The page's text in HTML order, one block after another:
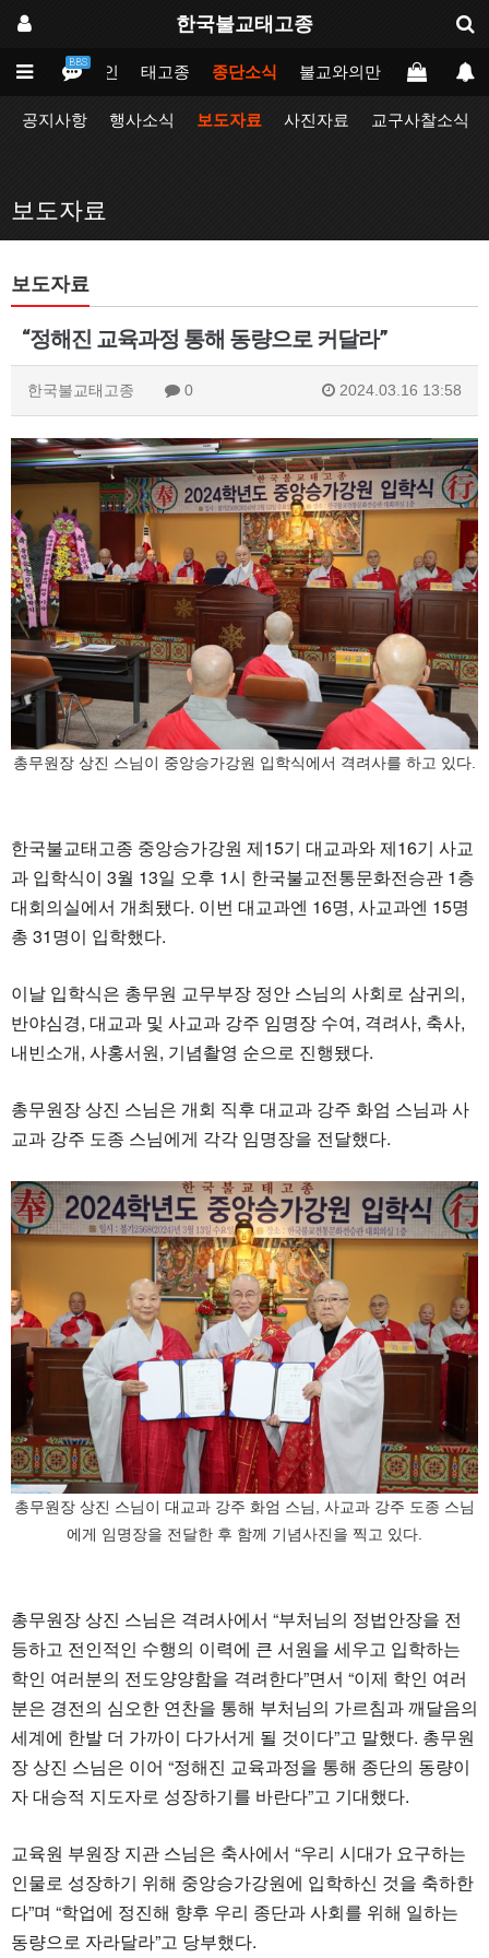
한국불교태고종
BBS
메인 태고종 종단소식 불교와의만남 업무포털
공지사항 행사소식 보도자료 사진자료 교구사찰소식
보도자료
보도자료
“정해진 교육과정 통해 동량으로 커달라”
한국불교태고종 0 2024.03.16 13:58
총무원장 상진 스님이 중앙승가강원 입학식에서 격려사를 하고 있다.
한국불교태고종 중앙승가강원 제15기 대교과와 제16기 사교
과 입학식이 3월 13일 오후 1시 한국불교전통문화전승관 1층
대회의실에서 개최됐다. 이번 대교과엔 16명, 사교과엔 15명
총 31명이 입학했다.
이날 입학식은 총무원 교무부장 정안 스님의 사회로 삼귀의,
반야심경, 대교과 및 사교과 강주 임명장 수여, 격려사, 축사,
내빈소개, 사홍서원, 기념촬영 순으로 진행됐다.
총무원장 상진 스님은 개회 직후 대교과 강주 화엄 스님과 사
교과 강주 도종 스님에게 각각 임명장을 전달했다.
총무원장 상진 스님이 대교과 강주 화엄 스님, 사교과 강주 도종 스님
에게 임명장을 전달한 후 함께 기념사진을 찍고 있다.
총무원장 상진 스님은 격려사에서 “부처님의 정법안장을 전
등하고 전인적인 수행의 이력에 큰 서원을 세우고 입학하는
학인 여러분의 전도양양함을 격려한다”면서 “이제 학인 여러
분은 경전의 심오한 연찬을 통해 부처님의 가르침과 깨달음의
세계에 한발 더 가까이 다가서게 될 것이다”고 말했다. 총무원
장 상진 스님은 이어 “정해진 교육과정을 통해 종단의 동량이
자 대승적 지도자로 성장하기를 바란다”고 기대했다.
교육원 부원장 지관 스님은 축사에서 “우리 시대가 요구하는
인물로 성장하기 위해 중앙승가강원에 입학하신 것을 축하한
다”며 “학업에 정진해 향후 우리 종단과 사회를 위해 일하는
동량으로 자라달라”고 당부했다.